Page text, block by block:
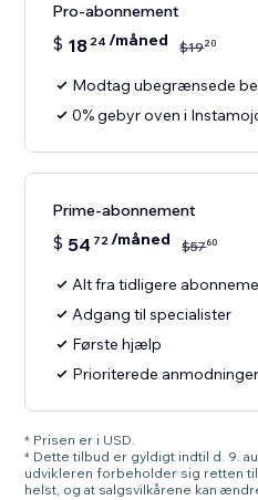
Pro-abonnement
$ 18 24 /måned $1920
Modtag ubegrænsede
0% gebyr oven i
Prime-abonnement
$ 54 72/måned $5760
Alt fra tidligere
Adgang til specialister
Første hjælp
Prioriterede anmodninger
* Prisen er i USD.
* Dette tilbud er gyldigt indtil d. 9.
udvikleren forbeholder sig retten
helst, og at salgsvilkårene kan